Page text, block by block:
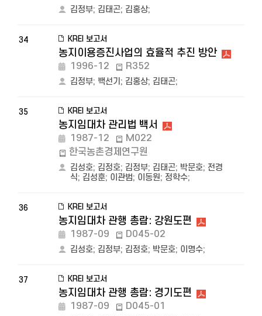
김정부; 김태곤; 김홍상;
34 KREI 보고서
농지이용증진사업의 효율적 추진 방안
1996-12 R352
김정부; 백선기 ; 김홍상; 김태곤;
35 KREI 보고서
농지임대차 관리법 백서
1987-12
M022
한국농촌경제연구원
김성호; 김정호; 김정부; 김태곤; 박문호; 전경
식; 김성훈; 이관범; 이동원; 정학수;
36 KREI 보고서
농지임대차 관행 총람: 강원도편
1987-09 D045-02
김성호; 김정부; 김정호; 박문호; 이명수;
37 KREI 보고서
농지임대차 관행 총람: 경기도편
1987-09 D045-01